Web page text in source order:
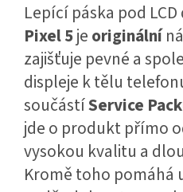
Lepící páska pod
Pixel 5jeoriginální
zajišťuje pevné a
displeje k tělu
součástíService
jde o produkt přímo
vysokou kvalitu a
Kromě toho pomáhá